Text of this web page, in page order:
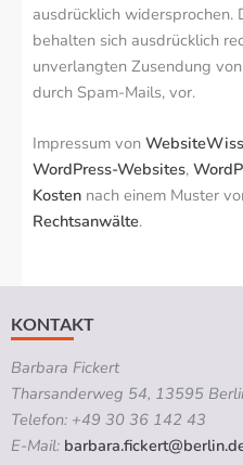
ausdrücklich widersprochen.
behalten sich ausdrücklich
unverlangten Zusendung
durch Spam-Mails, vor.
Impressum von
WordPress-Websites,
Kosten nach einem Muster
Rechtsanwälte.
KONTAKT
Barbara Fickert
Tharsanderweg 54, 13595
Telefon: +49 30 36 142 43
E-Mail: